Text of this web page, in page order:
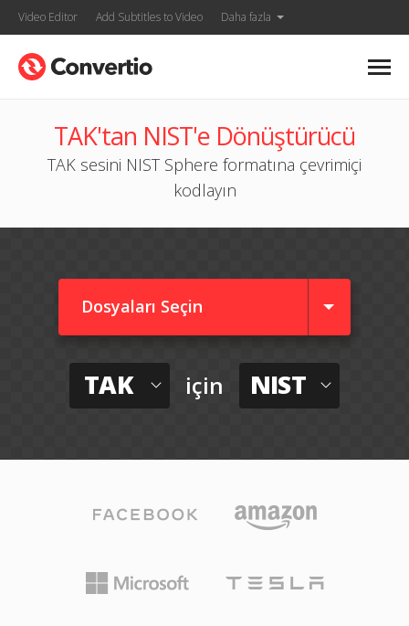
Video Editor Add Subtitles to Video Daha fazla
TAK'tan NIST'e Dönüştürücü
TAK sesini NIST Sphere formatına çevrimiçi
kodlayın
Dosyaları Seçin
TAK için NIST